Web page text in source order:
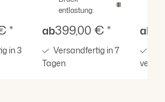
*
in 3
entlastung:
Verkaufspreis:
ab399,00 € *
Versandfertig in 7
Tagen
ab